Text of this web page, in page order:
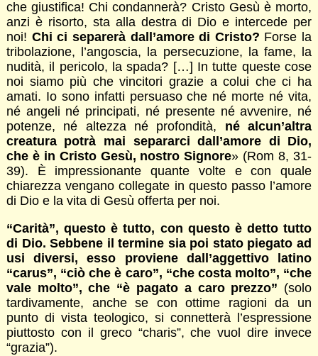
che giustifica! Chi condannerà? Cristo Gesù è morto,
anzi è risorto, sta alla destra di Dio e intercede per
noi! Chi ci separerà dall’amore di Cristo? Forse la
tribolazione, l’angoscia, la persecuzione, la fame, la
nudità, il pericolo, la spada? […] In tutte queste cose
noi siamo più che vincitori grazie a colui che ci ha
amati. Io sono infatti persuaso che né morte né vita,
né angeli né principati, né presente né avvenire, né
potenze, né altezza né profondità, né alcun’altra
creatura potrà mai separarci dall’amore di Dio,
che è in Cristo Gesù, nostro Signore» (Rom 8, 31-
39). È impressionante quante volte e con quale
chiarezza vengano collegate in questo passo l’amore
di Dio e la vita di Gesù offerta per noi.
“Carità”, questo è tutto, con questo è detto tutto
di Dio. Sebbene il termine sia poi stato piegato ad
usi diversi, esso proviene dall’aggettivo latino
“carus”, “ciò che è caro”, “che costa molto”, “che
vale molto”, che “è pagato a caro prezzo” (solo
tardivamente, anche se con ottime ragioni da un
punto di vista teologico, si connetterà l’espressione
piuttosto con il greco “charis”, che vuol dire invece
“grazia”).